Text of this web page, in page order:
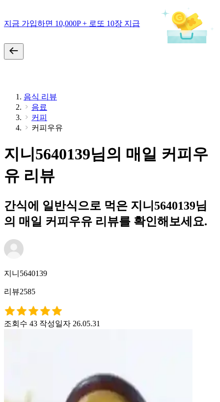
지금 가입하면 10,000P + 로또 10장 지급
음식 리뷰
음료
커피
커피우유
지니5640139님의 매일 커피우
유 리뷰
간식에 일반식으로 먹은 지니5640139님
의 매일 커피우유 리뷰를 확인해보세요.
지니5640139
리뷰2585
조회수 43 작성일자 26.05.31